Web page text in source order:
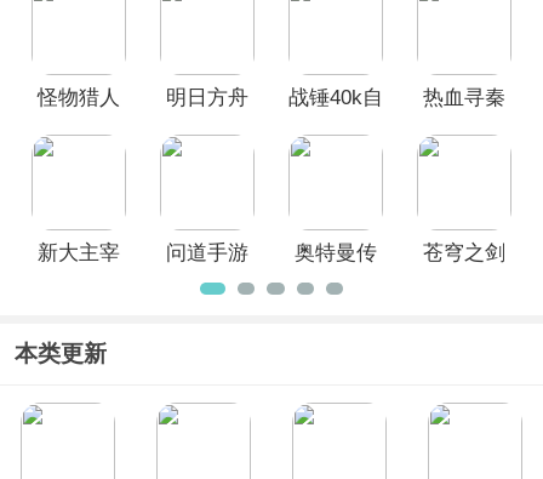
怪物猎人
明日方舟
战锤40k自
热血寻秦
新大主宰
问道手游
官服
奥特曼传
奇英雄
苍穹之剑
本类更新